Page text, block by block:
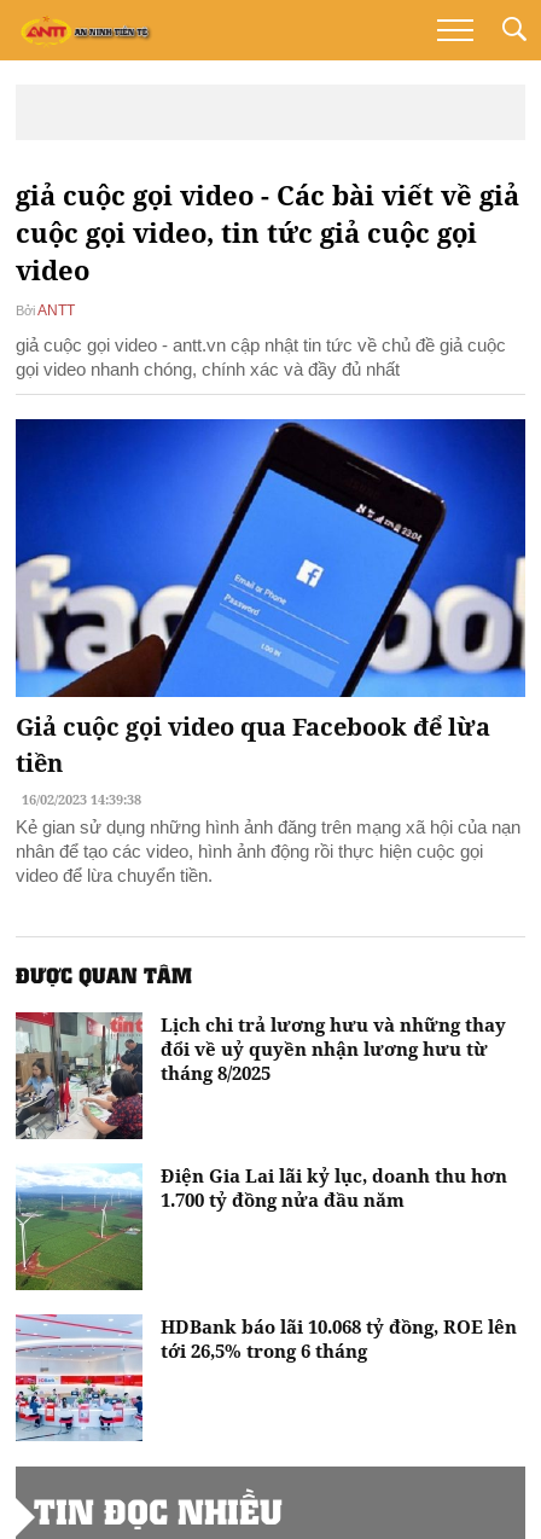
giả cuộc gọi video - Các bài viết về giả
cuộc gọi video, tin tức giả cuộc gọi
video
Bởi ANTT
giả cuộc gọi video - antt.vn cập nhật tin tức về chủ đề giả cuộc
gọi video nhanh chóng, chính xác và đầy đủ nhất
Giả cuộc gọi video qua Facebook để lừa
tiền
16/02/2023 14:39:38
Kẻ gian sử dụng những hình ảnh đăng trên mạng xã hội của nạn
nhân để tạo các video, hình ảnh động rồi thực hiện cuộc gọi
video để lừa chuyển tiền.
ĐƯỢC QUAN TÂM
Lịch chi trả lương hưu và những thay
đổi về uỷ quyền nhận lương hưu từ
tháng 8/2025
Điện Gia Lai lãi kỷ lục, doanh thu hơn
1.700 tỷ đồng nửa đầu năm
HDBank báo lãi 10.068 tỷ đồng, ROE lên
tới 26,5% trong 6 tháng
TIN ĐỌC NHIỀU